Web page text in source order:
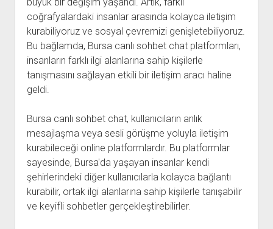
coğrafyalardaki insanlar arasında kolayca iletişim
kurabiliyoruz ve sosyal çevremizi genişletebiliyoruz.
Bu bağlamda, Bursa canlı sohbet chat platformları,
insanların farklı ilgi alanlarına sahip kişilerle
tanışmasını sağlayan etkili bir iletişim aracı haline
geldi.
Bursa canlı sohbet chat, kullanıcıların anlık
mesajlaşma veya sesli görüşme yoluyla iletişim
kurabileceği online platformlardır. Bu platformlar
sayesinde, Bursa'da yaşayan insanlar kendi
şehirlerindeki diğer kullanıcılarla kolayca bağlantı
kurabilir, ortak ilgi alanlarına sahip kişilerle tanışabilir
ve keyifli sohbetler gerçekleştirebilirler.